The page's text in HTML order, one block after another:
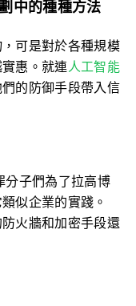
中的種種方法
可是對於各種規模
惠。就連人工智能
的防御手段帶入信
分子們為了拉高博
似企業的實踐。
火牆和加密手段還